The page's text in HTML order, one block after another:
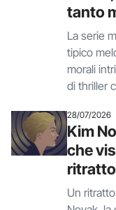
tanto
La serie
tipico
morali
di thriller
28/07/2026
Kim
che
Un